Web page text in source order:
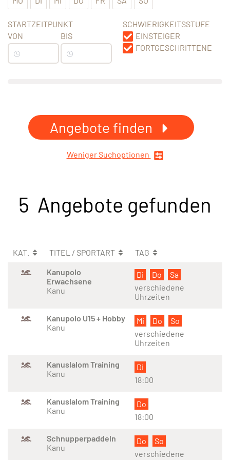
STARTZEITPUNKT
VON
BIS
SCHWIERIGKEITSSTUFE
EINSTEIGER
FORTGESCHRITTENE
Angebote finden
Weniger Suchoptionen
5 Angebote gefunden
KAT. TITEL / SPORTART
TAG
Kanupolo
Erwachsene
Kanu
Di Do
Sa
verschiedene
Uhrzeiten
Kanupolo U15 + Hobby
Kanu
Mi Do
So
verschiedene
Uhrzeiten
Kanuslalom Training
Kanu
Di
18:00
Kanuslalom Training
Kanu
Do
18:00
Schnupperpaddeln
Kanu
Do
So
verschiedene